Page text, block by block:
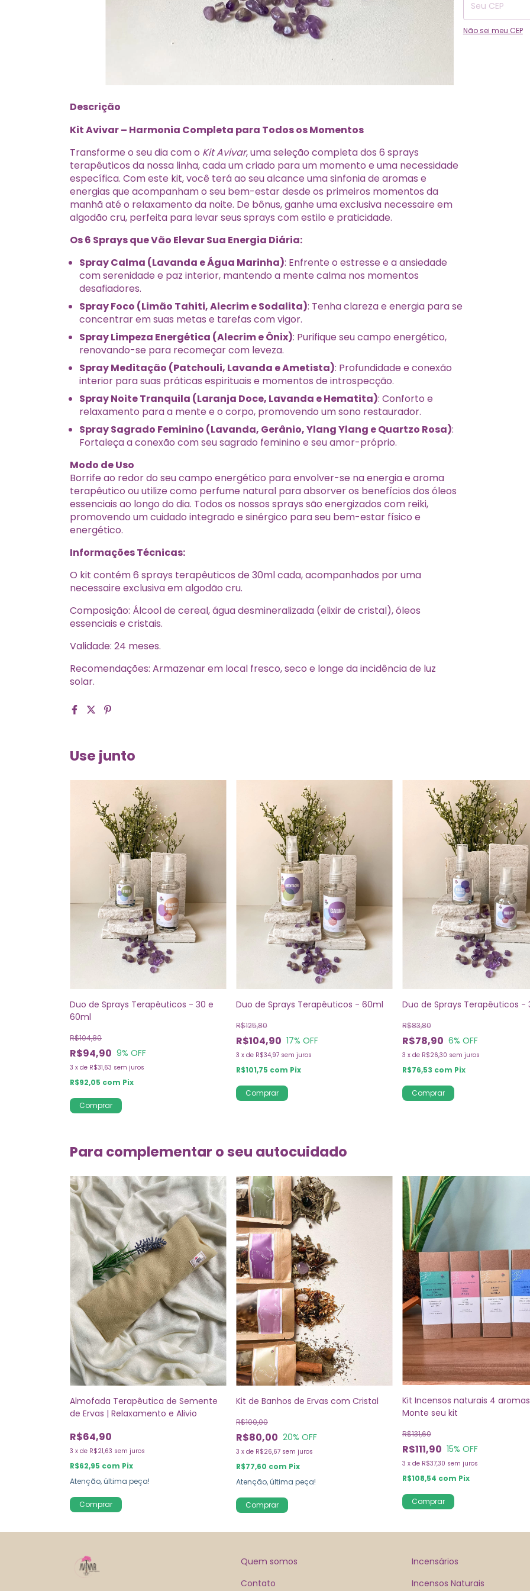
Não sei meu CEP
Descrição
Kit Avivar – Harmonia Completa para Todos os Momentos
Transforme o seu dia com o Kit Avivar, uma seleção completa dos 6 sprays
terapêuticos da nossa linha, cada um criado para um momento e uma necessidade
específica. Com este kit, você terá ao seu alcance uma sinfonia de aromas e
energias que acompanham o seu bem-estar desde os primeiros momentos da
manhã até o relaxamento da noite. De bônus, ganhe uma exclusiva necessaire em
algodão cru, perfeita para levar seus sprays com estilo e praticidade.
Os 6 Sprays que Vão Elevar Sua Energia Diária:
Spray Calma (Lavanda e Água Marinha): Enfrente o estresse e a ansiedade
com serenidade e paz interior, mantendo a mente calma nos momentos
desafiadores.
Spray Foco (Limão Tahiti, Alecrim e Sodalita): Tenha clareza e energia para se
concentrar em suas metas e tarefas com vigor.
Spray Limpeza Energética (Alecrim e Ônix): Purifique seu campo energético,
renovando-se para recomeçar com leveza.
Spray Meditação (Patchouli, Lavanda e Ametista): Profundidade e conexão
interior para suas práticas espirituais e momentos de introspecção.
Spray Noite Tranquila (Laranja Doce, Lavanda e Hematita): Conforto e
relaxamento para a mente e o corpo, promovendo um sono restaurador.
Spray Sagrado Feminino (Lavanda, Gerânio, Ylang Ylang e Quartzo Rosa):
Fortaleça a conexão com seu sagrado feminino e seu amor-próprio.
Modo de Uso
Borrife ao redor do seu campo energético para envolver-se na energia e aroma
terapêutico ou utilize como perfume natural para absorver os benefícios dos óleos
essenciais ao longo do dia. Todos os nossos sprays são energizados com reiki,
promovendo um cuidado integrado e sinérgico para seu bem-estar físico e
energético.
Informações Técnicas:
O kit contém 6 sprays terapêuticos de 30ml cada, acompanhados por uma
necessaire exclusiva em algodão cru.
Composição: Álcool de cereal, água desmineralizada (elixir de cristal), óleos
essenciais e cristais.
Validade: 24 meses.
Recomendações: Armazenar em local fresco, seco e longe da incidência de luz
solar.
Use junto
Duo de Sprays Terapêuticos - 30 e
60ml
R$94,90
R$104,80
9% OFF
3 x de R$31,63 sem juros
R$92,05 com Pix
Comprar
Duo de Sprays Terapêuticos - 60ml
R$104,90
R$125,80
17% OFF
3 x de R$34,97 sem juros
R$101,75 com Pix
Comprar
Duo de Sprays Terapêuticos -
R$78,90
R$83,80
6% OFF
3 x de R$26,30 sem juros
R$76,53 com Pix
Comprar
Para complementar o seu autocuidado
Almofada Terapêutica de Semente
de Ervas | Relaxamento e Alivio
R$64,90
3 x de R$21,63 sem juros
R$62,95 com Pix
Atenção, última peça!
Kit de Banhos de Ervas com Cristal
R$80,00
R$100,00
20% OFF
3 x de R$26,67 sem juros
R$77,60 com Pix
Atenção, última peça!
Kit Incensos naturais 4
Monte seu kit
R$111,90
R$131,60
15% OFF
3 x de R$37,30 sem juros
R$108,54 com Pix
Comprar
Quem somos
Contato
Incensários
Incensos Naturais